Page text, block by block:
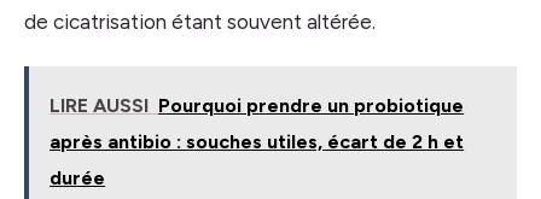
de cicatrisation étant souvent altérée.
LIRE AUSSI Pourquoi prendre un probiotique
après antibio : souches utiles, écart de 2 h et
durée